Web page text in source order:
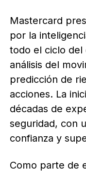
Mastercard
por la
todo el ciclo del
análisis del
predicción de
acciones. La
décadas de
seguridad, con
confianza y
Como parte de